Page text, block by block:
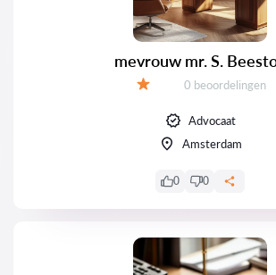
mevrouw mr. S.
Getuigenissen:
0 beoordelingen
Advocaat
Amsterdam
0 0